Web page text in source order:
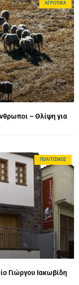
ΑΓΡΟΤΙΚΆ
– Θλίψη για
ΠΟΛΙΤΙΣΜΌΣ
Γιώργου Ιακωβίδη